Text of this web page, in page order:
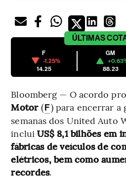
ÚLTIMAS
F
-1.25%
14.25
GM
88.23
Bloomberg — O acordo
Motor(F) para encerrar a
semanas dos United Auto
incluiUS$ 8,1 bilhões em
fábricas de veículos de
elétricos, bem como
recordes.